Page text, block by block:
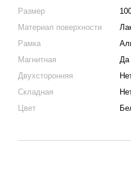
Размер
Материал поверхности
Рамка
Магнитная
Да
Двухсторонняя
Складная
Цвет